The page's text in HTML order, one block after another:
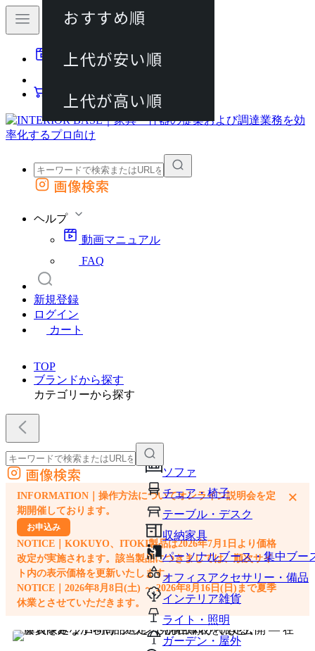
動画マニュアル
カート
外部サイトの商品をカートに追加
画像検索
ヘルプ
動画マニュアル
FAQ
新規登録
ログイン
カート
TOP
ブランドから探す
カテゴリーから探す
ソファ
チェア・椅子
テーブル・デスク
収納家具
パーソナルブース・集中ブー
オフィスアクセサリー・備品
インテリア雑貨
ライト・照明
ガーデン・屋外
外部サイトの商品をカートに追加
他のサイトで見つけた商品ページのURLを貼り付けて、カートに追加できます
画像検索
INFORMATION｜操作方法についてオンライン説明会を定
期開催しております。
お申込み
NOTICE｜KOKUYO、ITOKI製品は2026年7月1日より価格
改定が実施されます。該当製品につきましては、順次サイ
ト内の表示価格を更新いたします。
NOTICE｜2026年8月8日(土) ～ 2026年8月16日(日)まで夏季
休業とさせていただきます。
×
おすすめ順
上代が安い順
上代が高い順